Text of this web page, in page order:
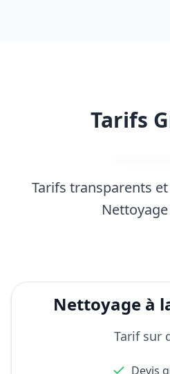
Tarifs
Tarifs transparents
Nettoyage à
Tarif sur
Devis